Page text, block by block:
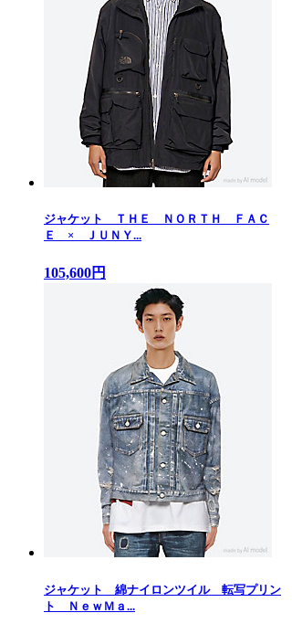
ジャケット ＴＨＥ ＮＯＲＴＨ ＦＡＣ
Ｅ × ＪＵＮＹ...
105,600円
ジャケット 綿ナイロンツイル 転写プリン
ト ＮｅｗＭａ...